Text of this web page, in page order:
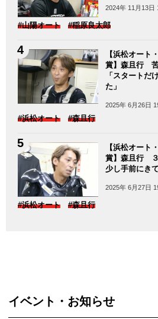
2024年 11月13日
#山陽オート #稲原良太郎
【浜松オート
賞】森且行
「スタートだ
た」
2025年 6月26日
#浜松オート #森且行
【浜松オート
賞】森且行 ３
少し手前にき
2025年 6月27日
#浜松オート #森且行
イベント・お知らせ